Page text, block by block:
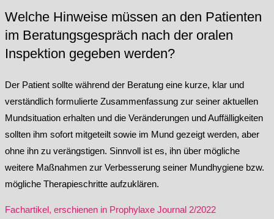
Welche Hinweise müssen an den Patienten
im Beratungsgespräch nach der oralen
Inspektion gegeben werden?
Der Patient sollte während der Beratung eine kurze, klar und
verständlich formulierte Zusammenfassung zur seiner aktuellen
Mundsituation erhalten und die Veränderungen und Auffälligkeiten
sollten ihm sofort mitgeteilt sowie im Mund gezeigt werden, aber
ohne ihn zu verängstigen. Sinnvoll ist es, ihn über mögliche
weitere Maßnahmen zur Verbesserung seiner Mundhygiene bzw.
mögliche Therapieschritte aufzuklären.
Fachartikel, erschienen in Prophylaxe Journal 2/2022